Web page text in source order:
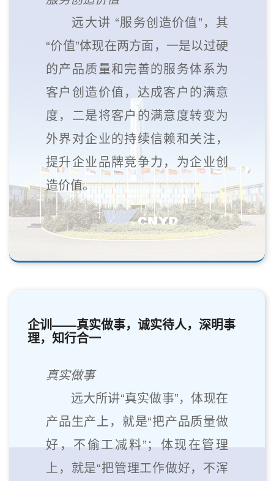
远大讲 “服务创造价值”，其
“价值”体现在两方面，一是以过硬
的产品质量和完善的服务体系为
客户创造价值，达成客户的满意
度，二是将客户的满意度转变为
外界对企业的持续信赖和关注，
提升企业品牌竞争力，为企业创
造价值。
企训——真实做事，诚实待人，深明事
理，知行合一
真实做事
远大所讲“真实做事”，体现在
产品生产上，就是“把产品质量做
好，不偷工减料”；体现在管理
上，就是“把管理工作做好，不浑